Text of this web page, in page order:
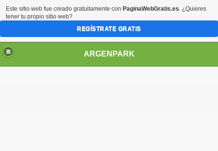
ARGENPARK
Este sitio web fue creado gratuitamente con PaginaWebGratis.es. ¿Quieres
tener tu propio sitio web?
REGÍSTRATE GRATIS